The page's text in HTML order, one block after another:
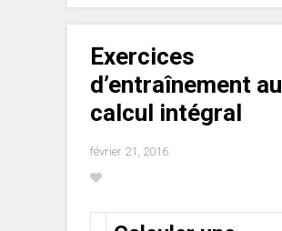
Exercices
d’entraînement au
calcul intégral
février 21, 2016